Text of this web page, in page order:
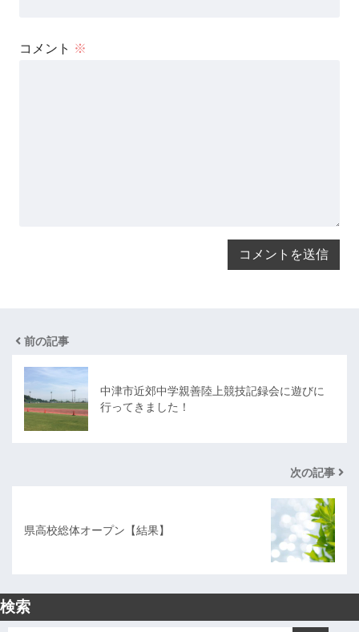
コメント ※
前の記事
中津市近郊中学親善陸上競技記録会に遊びに
行ってきました！
次の記事
県高校総体オープン【結果】
検索